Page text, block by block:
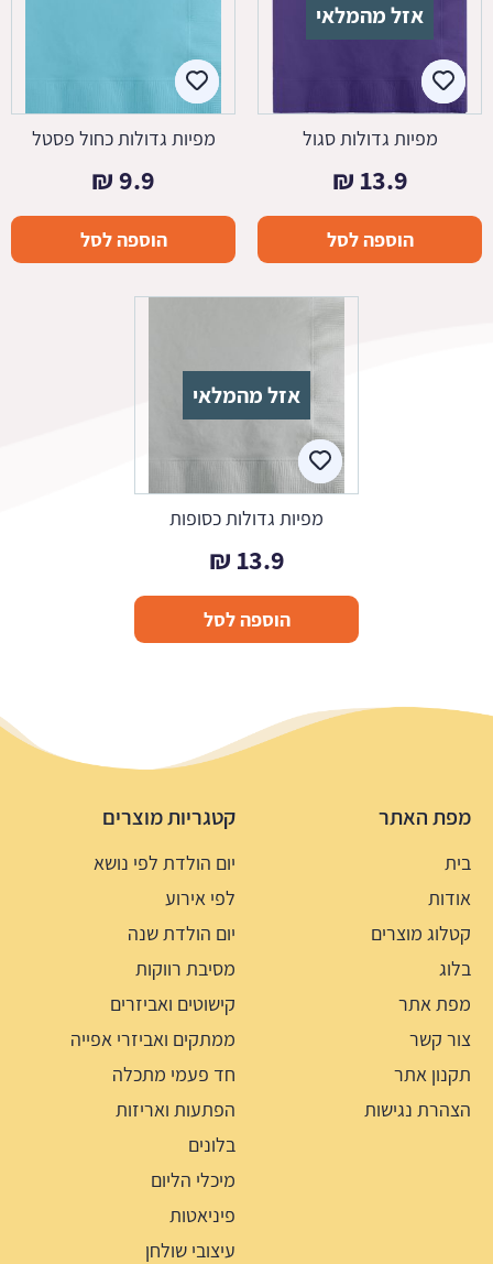
אזל מהמלאי
מפיות גדולות סגול
13.9
₪
הוספה לסל
מפיות גדולות כחול פסטל
9.9
₪
הוספה לסל
אזל מהמלאי
מפיות גדולות כסופות
13.9
₪
הוספה לסל
מפת האתר
בית
אודות
קטלוג מוצרים
בלוג
מפת אתר
צור קשר
תקנון אתר
הצהרת נגישות
קטגריות מוצרים
יום הולדת לפי נושא
לפי אירוע
יום הולדת שנה
מסיבת רווקות
קישוטים ואביזרים
ממתקים ואביזרי אפייה
חד פעמי מתכלה
הפתעות ואריזות
בלונים
מיכלי הליום
פיניאטות
עיצובי שולחן